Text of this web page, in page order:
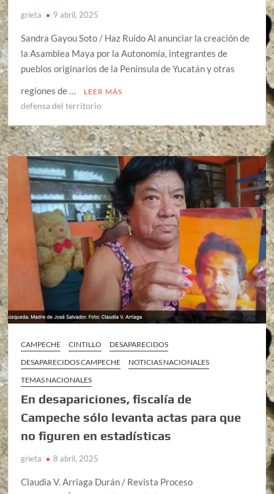
grieta 9 abril, 2025
Sandra Gayou Soto / Haz Ruido Al anunciar la creación de
la Asamblea Maya por la Autonomía, integrantes de
pueblos originarios de la Península de Yucatán y otras
regiones de …
LEER MÁS
defensa del territorio
CAMPECHE CINTILLO
DESAPARECIDOS
DESAPARECIDOS CAMPECHE
NOTICIAS NACIONALES
TEMAS NACIONALES
En desapariciones, fiscalía de
Campeche sólo levanta actas para que
no figuren en estadísticas
grieta 8 abril, 2025
Claudia V. Arriaga Durán / Revista Proceso